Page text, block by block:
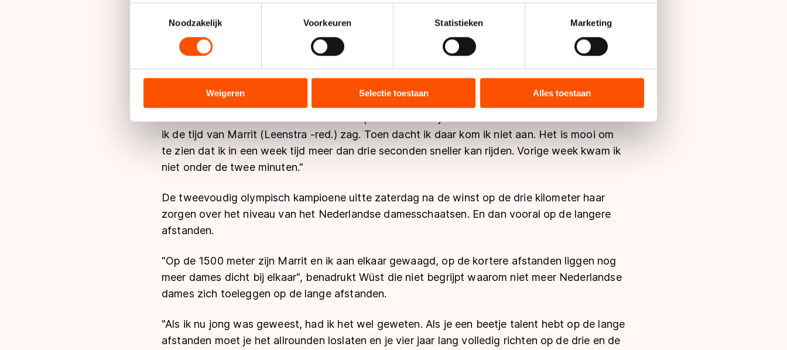
Uw apparaat identificeren door het actief te scannen op specifieke eigenschappen (fingerprinting)
Lees meer over hoe uw persoonlijke gegevens worden verwerkt en stel uw voorkeuren in het
detailgedeeltein. U kunt uw
toestemming op elk moment wijzigen of intrekken in de Cookieverklaring.
analyseren. We delen informatie over uw gebruik van onze site met onze partners voor social media, advertenties en
analyse. Zij kunnen deze combineren met andere gegevens die u aan hen heeft verstrekt of die zij hebben verzameld via
hun services. Sommige partners kunnen gegevens doorgeven aan landen buiten de EU, zoals de VS, waar mogelijk geen
adequaat beschermingsniveau geldt volgens de GDPR. Door op ‘Toestaan’ te klikken, stemt u in met deze overdracht.
Meer informatie vindt u in ons
cookiebeleid.
Noodzakelijk
Voorkeuren Statistieken Marketing
Weigeren Selectie toestaan Alles toestaan
Wüst dankt naar eigen zeggen de vorm aan de investering die ze in de zomer gedaan heeft.
"Wij zijn terug gegaan naar de basis en hebben geïnvesteerd in techniek. Daardoor rijd ik
soepeler. De afgelopen jaren moest ik hard werken op de baan, nu gaat het meer vanzelf",
aldus de kersverse kampioen op de 1500 meter.
ik de tijd van Marrit (Leenstra -red.) zag. Toen dacht ik daar kom ik niet aan. Het is mooi om
te zien dat ik in een week tijd meer dan drie seconden sneller kan rijden. Vorige week kwam ik
niet onder de twee minuten."
De tweevoudig olympisch kampioene uitte zaterdag na de winst op de drie kilometer haar
zorgen over het niveau van het Nederlandse damesschaatsen. En dan vooral op de langere
afstanden.
"Op de 1500 meter zijn Marrit en ik aan elkaar gewaagd, op de kortere afstanden liggen nog
meer dames dicht bij elkaar", benadrukt Wüst die niet begrijpt waarom niet meer Nederlandse
dames zich toeleggen op de lange afstanden.
"Als ik nu jong was geweest, had ik het wel geweten. Als je een beetje talent hebt op de lange
afstanden moet je het allrounden loslaten en je vier jaar lang volledig richten op de drie en de